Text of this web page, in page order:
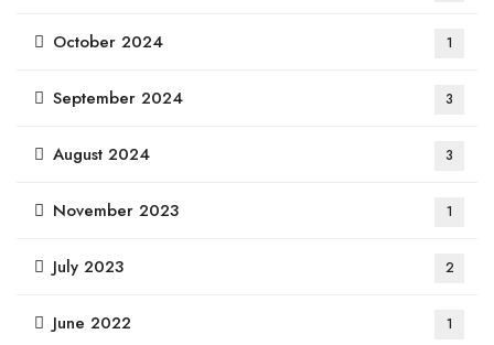
October 2024 1
September 2024 3
August 2024 3
November 2023 1
July 2023 2
June 2022 1